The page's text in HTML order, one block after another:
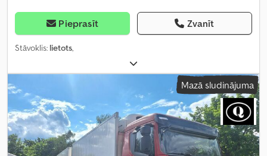
Pieprasīt Zvanīt
Stāvoklis: lietots,
Mazā sludinājuma